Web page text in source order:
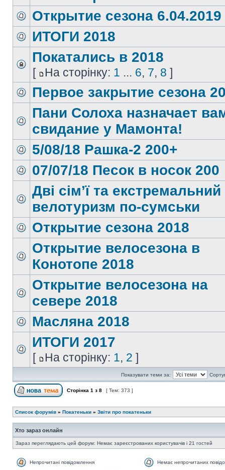
Открытие сезона 6.04.2019
ИТОГИ 2018
Покатались в 2018
[ На сторінку: 1 ... 6, 7, 8 ]
Первое закрытие сезона
Пани Солоха назначает
свидание у Мамонта!
5/08/18 Рашка-2 200+
07/07/18 Песок в носок 200
Дві сім’ї та екстремальний
велотуризм по-сумськи
Открытие сезона 2018
Открытие велосезона в
Конотопе 2018
Открытие велосезона на
севере 2018
Масляна 2018
ИТОГИ 2017
[ На сторінку: 1, 2 ]
Показувати теми за:
Сторінка 1 з 8 [ Тем: 373 ]
Список форумів » Покатеньки » Звіти про покатеньки
Хто зараз онлайн
Зараз переглядають цей форум: Немає зареєстрованих користувачів і 21 гостей
Непрочитані повідомлення
Немає непрочитаних